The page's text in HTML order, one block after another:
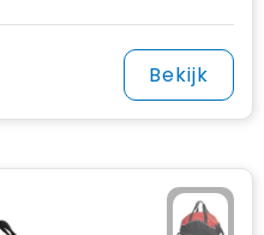
Bekijk